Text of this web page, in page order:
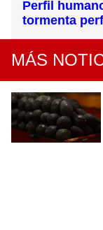
Perfil
tormenta
MÁS